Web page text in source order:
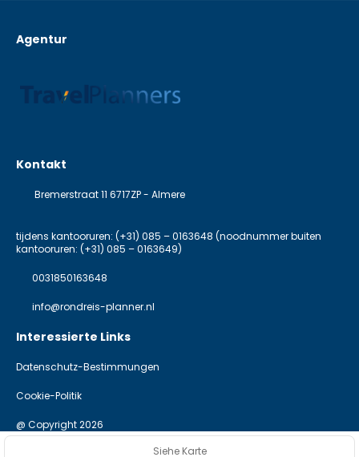
Siehe Karte
Agentur
Kontakt
Bremerstraat 11 6717ZP - Almere
tijdens kantooruren: (+31) 085 – 0163648 (noodnummer buiten
kantooruren: (+31) 085 – 0163649)
0031850163648
info@rondreis-planner.nl
Interessierte Links
Datenschutz-Bestimmungen
Cookie-Politik
@ Copyright 2026